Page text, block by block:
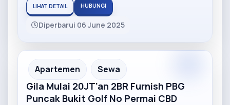
LIHAT DETAIL HUBUNGI
Diperbarui 06 June 2025
Partner Ad
Apartemen Sewa
Gila Mulai 20JT'an 2BR Furnish PBG
Puncak Bukit Golf No Permai CBD